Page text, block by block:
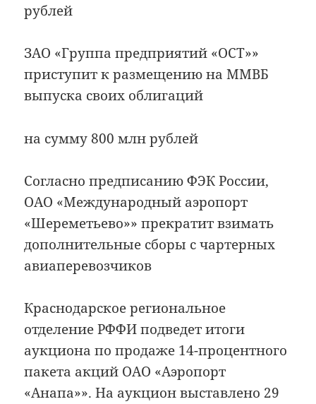
рублей
ЗАО «Группа предприятий «ОСТ»»
приступит к размещению на ММВБ
выпуска своих облигаций
на сумму 800 млн рублей
Согласно предписанию ФЭК России,
ОАО «Международный аэропорт
«Шереметьево»» прекратит взимать
дополнительные сборы с чартерных
авиаперевозчиков
Краснодарское региональное
отделение РФФИ подведет итоги
аукциона по продаже 14-процентного
пакета акций ОАО «Аэропорт
«Анапа»». На аукцион выставлено 29